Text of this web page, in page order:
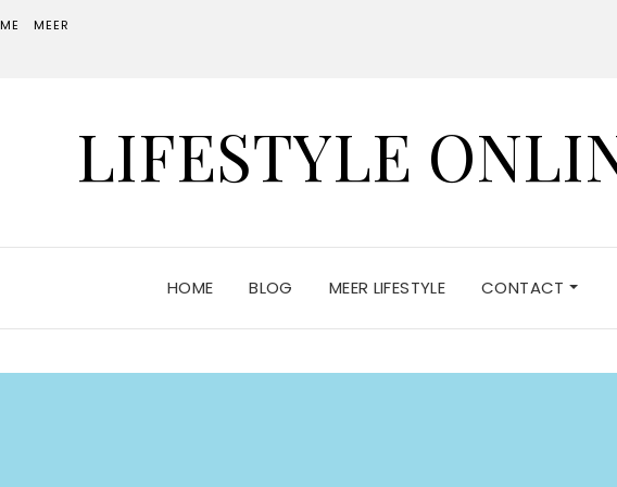
MEER
LIFESTYLE
HOME BLOG MEER LIFESTYLE CONTACT